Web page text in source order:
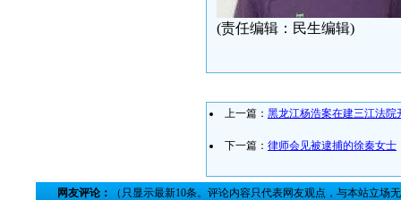
(责任编辑：民生编辑)
上一篇： 黑龙江杨浩案在建三江法院
下一篇： 律师会见被逮捕的徐秦女士
网友评论： （只显示最新10条。评论内容只代表网友观点，与本站立场